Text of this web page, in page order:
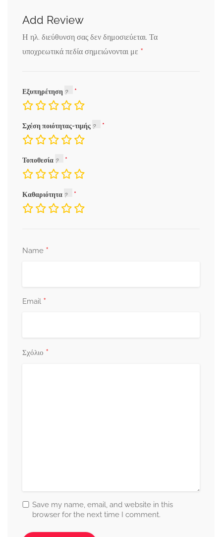
Add Review
Η ηλ. διεύθυνση σας δεν δημοσιεύεται. Τα
υποχρεωτικά πεδία σημειώνονται με *
Εξυπηρέτηση
Σχέση ποιότητας-τιμής
Τοποθεσία
Καθαριότητα
Name *
Email *
Σχόλιο *
Save my name, email, and website in this
browser for the next time I comment.